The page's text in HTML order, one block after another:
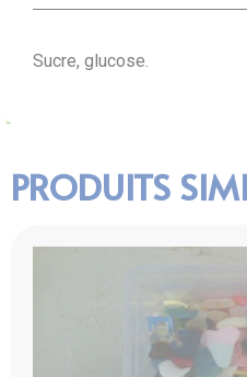
Sucre, glucose.
PRODUITS